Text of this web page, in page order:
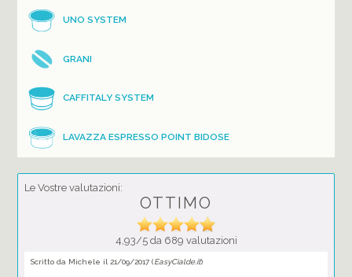
UNO SYSTEM
GRANI
CAFFITALY SYSTEM
LAVAZZA ESPRESSO POINT BIDOSE
Le Vostre valutazioni:
OTTIMO
4,93/5 da 689 valutazioni
Scritto da Michele il 21/09/2017 (EasyCialde.it)